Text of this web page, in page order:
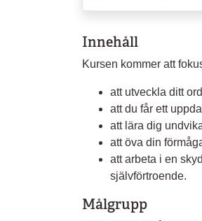
Innehåll
Kursen kommer att
att utveckla ditt
att du får ett
att lära dig
att öva din
att arbeta i en
självförtroende.
Målgrupp